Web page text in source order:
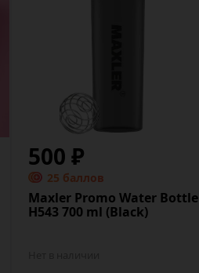
500 ₽
25 баллов
Maxler Promo Water Bottle
H543 700 ml (Black)